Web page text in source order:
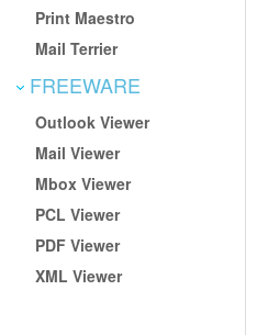
Print Maestro
Mail Terrier
FREEWARE
Outlook Viewer
Mail Viewer
Mbox Viewer
PCL Viewer
PDF Viewer
XML Viewer